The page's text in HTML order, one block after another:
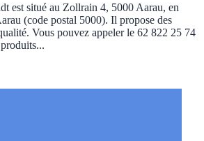
est situé au Zollrain 4, 5000 Aarau, en
(code postal 5000). Il propose des
Vous pouvez appeler le 62 822 25 74